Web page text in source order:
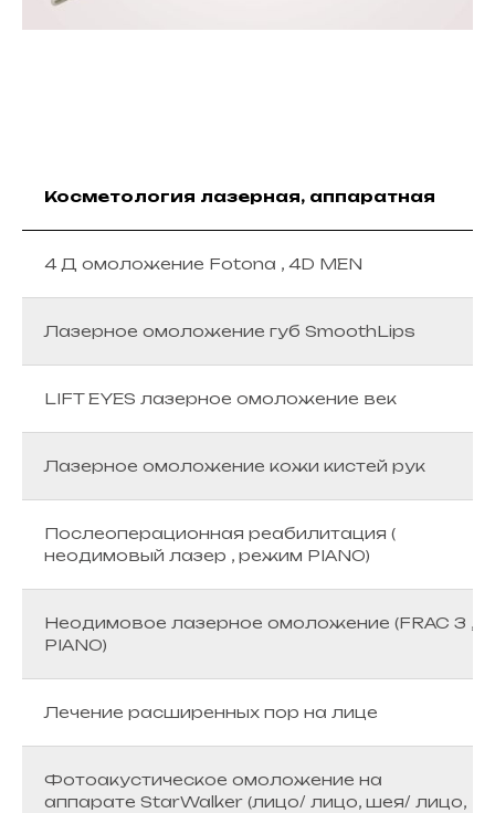
Косметология лазерная, аппаратная
4 Д омоложение Fotona , 4D MEN
Лазерное омоложение губ SmoothLips
LIFT EYES лазерное омоложение век
Лазерное омоложение кожи кистей рук
Послеоперационная реабилитация (
неодимовый лазер , режим PIANO)
Неодимовое лазерное омоложение (FRAC 3 ,
PIANO)
Лечение расширенных пор на лице
Фотоакустическое омоложение на
аппарате StarWalker (лицо/ лицо, шея/ лицо,